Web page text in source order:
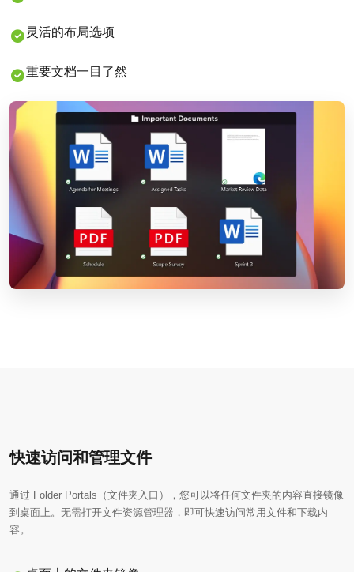
灵活的布局选项
重要文档一目了然
快速访问和管理文件
通过 Folder Portals（文件夹入口），您可以将任何文件夹的内容直接镜像
到桌面上。无需打开文件资源管理器，即可快速访问常用文件和下载内
容。